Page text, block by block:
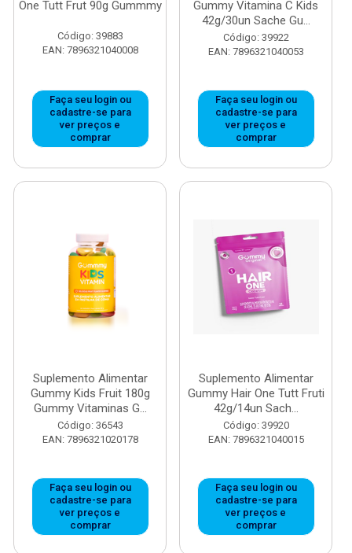
One Tutt Frut 90g Gummmy
Código: 39883
EAN: 7896321040008
Faça seu login ou
cadastre-se para
ver preços e
comprar
Gummy Vitamina C Kids
42g/30un Sache Gu...
Código: 39922
EAN: 7896321040053
Faça seu login ou
cadastre-se para
ver preços e
comprar
Suplemento Alimentar
Gummy Kids Fruit 180g
Gummy Vitaminas G...
Código: 36543
EAN: 7896321020178
Faça seu login ou
cadastre-se para
ver preços e
comprar
Suplemento Alimentar
Gummy Hair One Tutt Fruti
42g/14un Sach...
Código: 39920
EAN: 7896321040015
Faça seu login ou
cadastre-se para
ver preços e
comprar